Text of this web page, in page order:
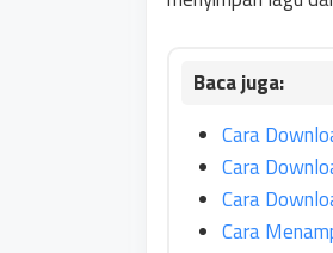
Cara
Cara
Cara
Cara